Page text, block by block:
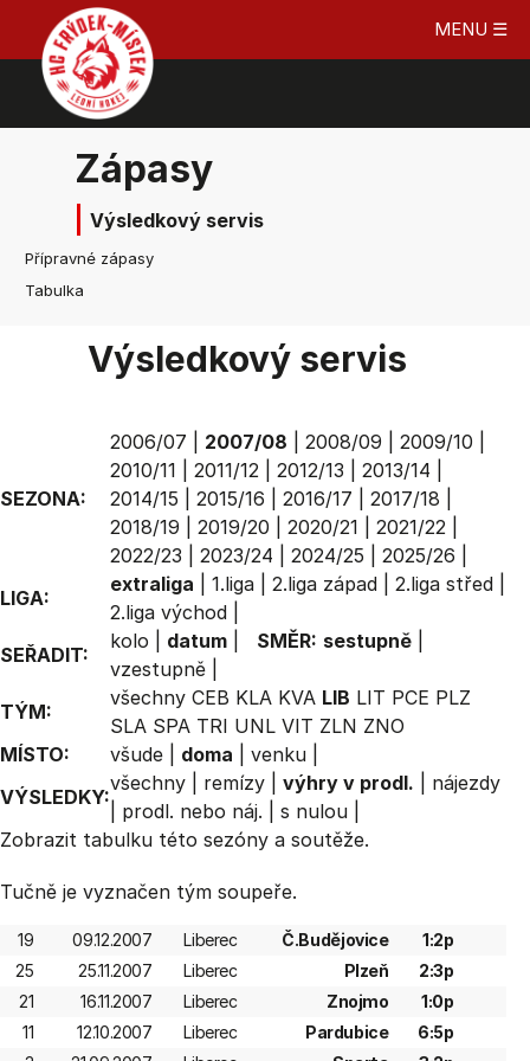
MENU ☰
Zápasy
Výsledkový servis
Přípravné zápasy
Tabulka
Výsledkový servis
SEZONA:
2006/07 2007/08 2008/09 2009/10
2010/11
2011/12 2012/13 2013/14
2014/15
2015/16 2016/17 2017/18
2018/19
2019/20 2020/21 2021/22
2022/23
2023/24 2024/25 2025/26
LIGA:
extraliga 1.liga 2.liga západ 2.liga střed
2.liga východ
SEŘADIT:
kolo datum SMĚR: sestupně
vzestupně
TÝM:
všechny CEB KLA KVA LIB LIT PCE PLZ
SLA SPA TRI UNL VIT ZLN ZNO
MÍSTO:
všude doma venku
VÝSLEDKY:
všechny remízy výhry v prodl.
nájezdy
prodl. nebo náj. s nulou
Zobrazit tabulku této sezóny a soutěže.
Tučně je vyznačen tým soupeře.
19 09.12.2007 Liberec Č.Budějovice
1:2p
25
25.11.2007 Liberec Plzeň
2:3p
21
16.11.2007 Liberec Znojmo
1:0p
11
12.10.2007 Liberec Pardubice
6:5p